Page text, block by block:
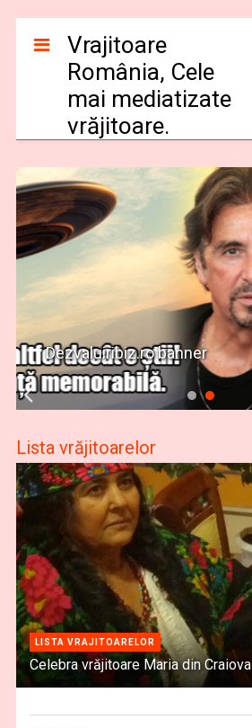
Vrajitoare
România, Cele
mai mediatizate
vrăjitoare.
Dezvaluiribiz.ro banner
Lista vrăjitoarelor
LISTA VRAJITOARELOR
Celebra vrăjitoare Maria din Craiova